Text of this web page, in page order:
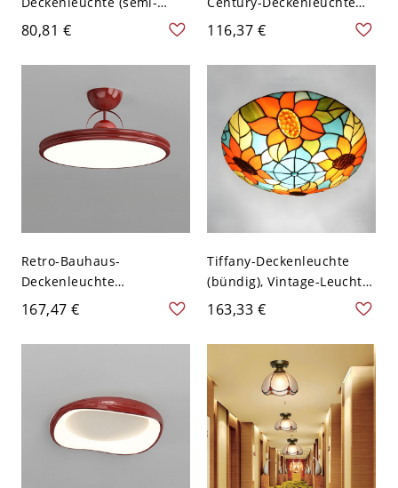
flush), glänzende Metall-
Disc-LED-Leuchte fürs
Schlafzimmer - Rot 110V-
120V 30,48 cm
80,81 €
(bündig), ultraflache LED-
Scheibenleuchte mit
Metallrand - Rot 110V-
116,37 €
Retro-Bauhaus-
Deckenleuchte
(halbbündig), glänzende
Metall-LED-Leuchte mit
geometrischem
167,47 €
Tiffany-Deckenleuchte
(bündig), Vintage-Leuchte
aus Buntglas mit
Metallsockel für
Schlafzimmer und
Eingangsbereich - 110V-
120V Rot-Blau 40,64 cm
163,33 €